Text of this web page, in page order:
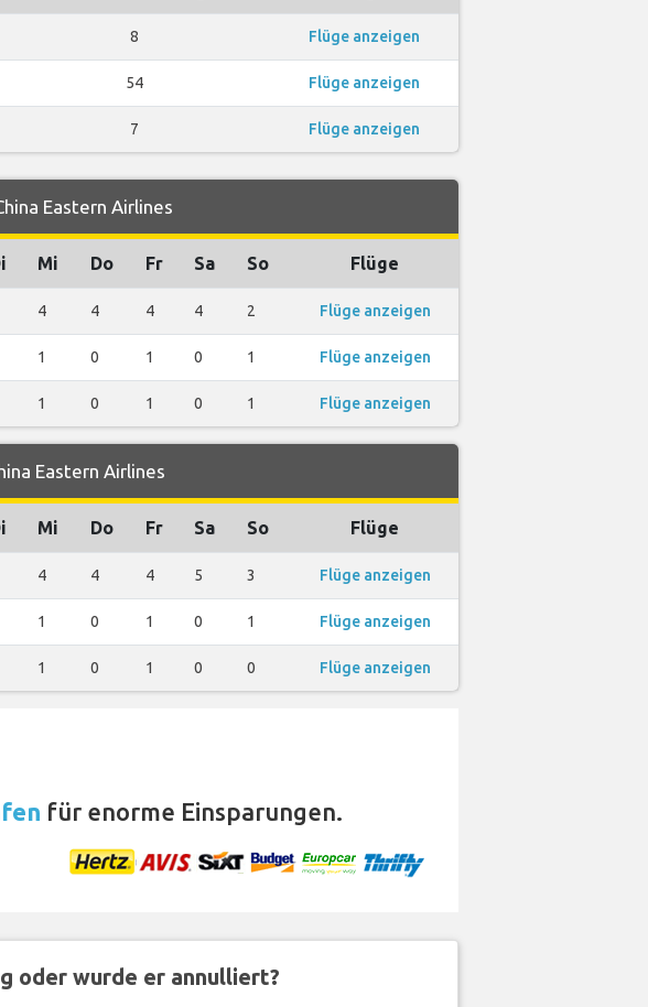
8 Flüge anzeigen
54 Flüge anzeigen
7 Flüge anzeigen
Eastern Airlines
Mi Do Fr Sa So Flüge
4 4 4 4 2 Flüge anzeigen
1 0 1 0 1 Flüge anzeigen
1 0 1 0 1 Flüge anzeigen
Eastern Airlines
Mi Do Fr Sa So Flüge
4 4 4 5 3 Flüge anzeigen
1 0 1 0 1 Flüge anzeigen
1 0 1 0 0 Flüge anzeigen
für enorme Einsparungen.
oder wurde er annulliert?